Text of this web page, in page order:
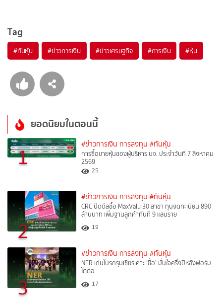
Tag
#ทันหุ้น #ข่าวการเงิน #ข่าวเศรษฐกิจ #การเงิน #หุ้น
ยอดนิยมในตอนนี้
1 #ข่าวการเงิน การลงทุน #ทันหุ้น
การซื้อขายหุ้นของผู้บริหาร บจ. ประจำวันที่ 7 สิงหาคม
2569
25
2
#ข่าวการเงิน การลงทุน #ทันหุ้น
CRC ปิดดีลซื้อ MaxValu 30 สาขา ทุนจดทะเบียน 890
ล้านบาท เพิ่มฐานลูกค้าทันที 9 แสนราย
19
3
#ข่าวการเงิน การลงทุน #ทันหุ้น
NER เด่นโบรกรุมเชียร์เคาะ ‘ซื้อ’ มั่นใจครึ่งปีหลังฟอร์ม
โตต่อ
17